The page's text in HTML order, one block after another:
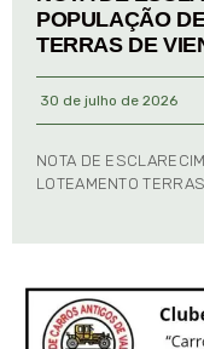
POPULAÇÃO
TERRAS DE
30 de julho de 2026
NOTA DE
LOTEAMENTO